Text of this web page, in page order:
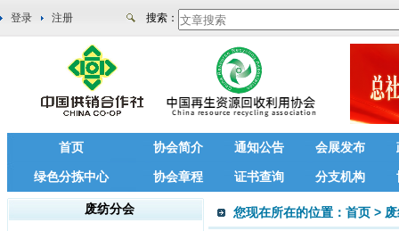
登录 注册 搜索：
首页 协会简介 通知公告 会展发布
绿色分拣中心 协会章程 证书查询 分支机构
废纺分会 您现在所在的位置： 首页 >